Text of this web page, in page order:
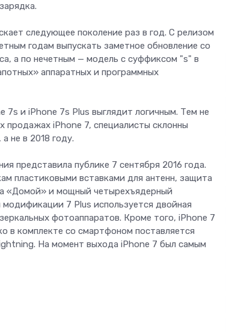
следующее поколение раз в год. С релизом
годам выпускать заметное обновление со
а по нечетным — модель с суффиксом "s" в
аппаратных и программных
7s и iPhone 7s Plus выглядит логичным. Тем не
продажах iPhone 7, специалисты склонны
не в 2018 году.
представила публике 7 сентября 2016 года.
пластиковыми вставками для антенн, защита
«Домой» и мощный четырехъядерный
7 Plus используется двойная
фотоаппаратов. Кроме того, iPhone 7
в комплекте со смартфоном поставляется
На момент выхода iPhone 7 был самым